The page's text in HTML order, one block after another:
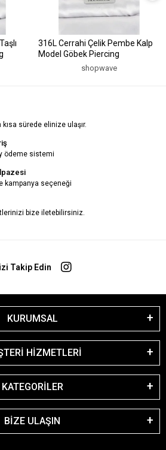
316L Cerrahi Çelik Pembe Kalp
Model Göbek Piercing
shopwave
sürede elinize ulaşır.
ödeme sistemi
kampanya seçeneği
bize iletebilirsiniz.
Takip Edin
KURUMSAL
HİZMETLERİ
KATEGORİLER
BİZE ULAŞIN